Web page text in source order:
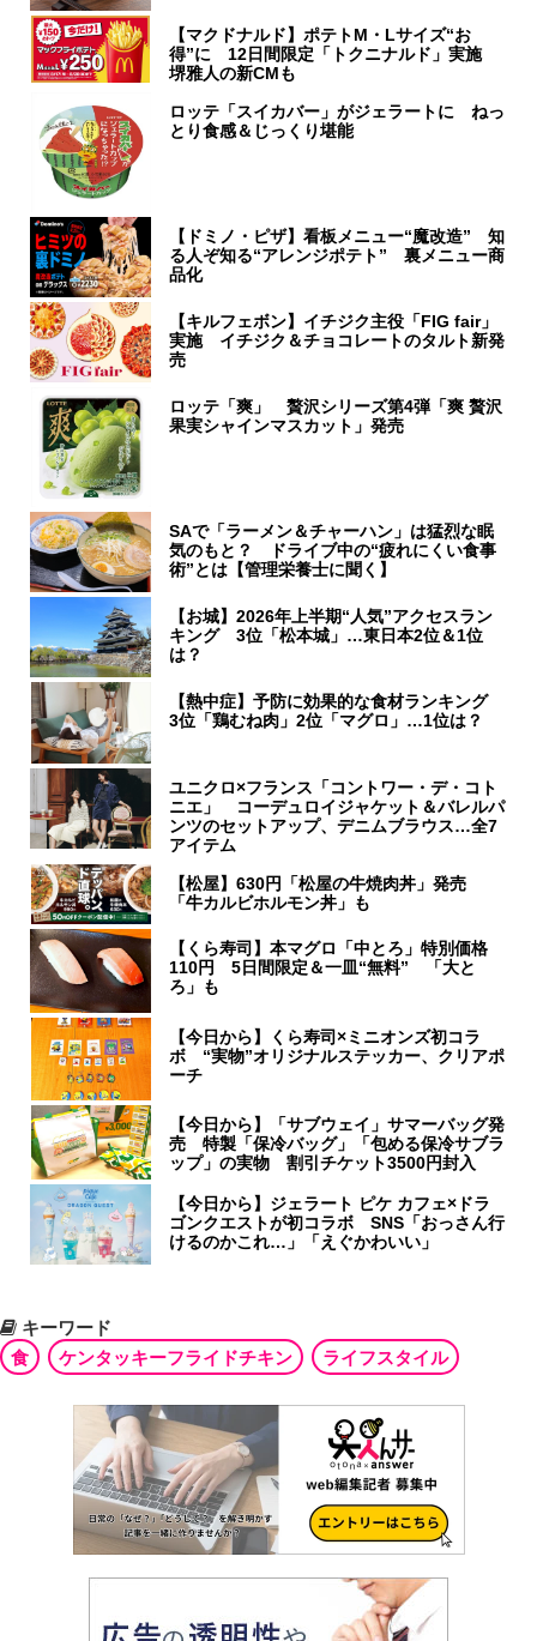
【マクドナルド】ポテトM・Lサイズ“お
得”に 12日間限定「トクニナルド」実施
堺雅人の新CMも
ロッテ「スイカバー」がジェラートに ねっ
とり食感＆じっくり堪能
【ドミノ・ピザ】看板メニュー“魔改造” 知
る人ぞ知る“アレンジポテト” 裏メニュー商
品化
【キルフェボン】イチジク主役「FIG fair」
実施 イチジク＆チョコレートのタルト新発
売
ロッテ「爽」 贅沢シリーズ第4弾「爽 贅沢
果実シャインマスカット」発売
SAで「ラーメン＆チャーハン」は猛烈な眠
気のもと？ ドライブ中の“疲れにくい食事
術”とは【管理栄養士に聞く】
【お城】2026年上半期“人気”アクセスラン
キング 3位「松本城」…東日本2位＆1位
は？
【熱中症】予防に効果的な食材ランキング
3位「鶏むね肉」2位「マグロ」…1位は？
ユニクロ×フランス「コントワー・デ・コト
ニエ」 コーデュロイジャケット＆バレルパ
ンツのセットアップ、デニムブラウス…全7
アイテム
【松屋】630円「松屋の牛焼肉丼」発売
「牛カルビホルモン丼」も
【くら寿司】本マグロ「中とろ」特別価格
110円 5日間限定＆一皿“無料” 「大と
ろ」も
【今日から】くら寿司×ミニオンズ初コラ
ボ “実物”オリジナルステッカー、クリアポ
ーチ
【今日から】「サブウェイ」サマーバッグ発
売 特製「保冷バッグ」「包める保冷サブラ
ップ」の実物 割引チケット3500円封入
【今日から】ジェラート ピケ カフェ×ドラ
ゴンクエストが初コラボ SNS「おっさん行
けるのかこれ…」「えぐかわいい」
キーワード
食
ケンタッキーフライドチキン ライフスタイル